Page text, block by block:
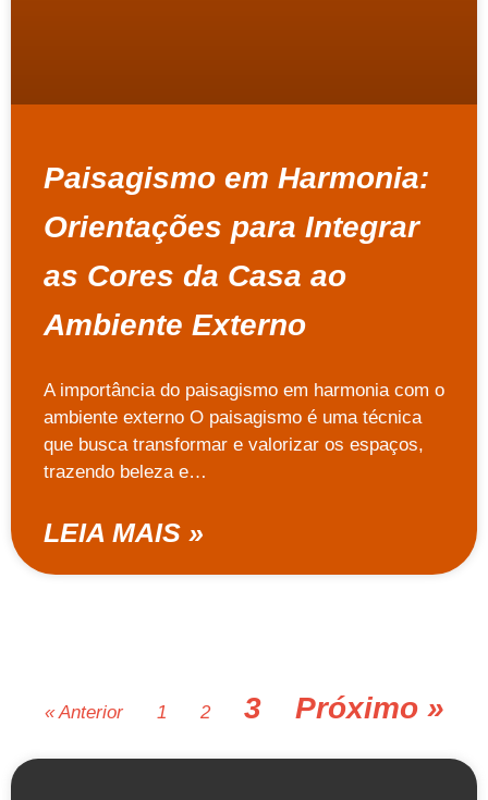
Paisagismo em Harmonia:
Orientações para Integrar
as Cores da Casa ao
Ambiente Externo
A importância do paisagismo em harmonia com o
ambiente externo O paisagismo é uma técnica
que busca transformar e valorizar os espaços,
trazendo beleza e…
LEIA MAIS »
« Anterior 1 2 3 Próximo »